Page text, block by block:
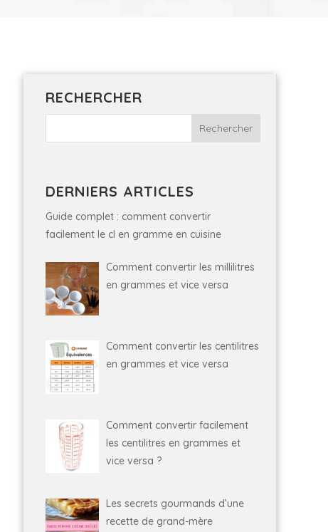
RECHERCHER
DERNIERS ARTICLES
Guide complet : comment convertir
facilement le cl en gramme en cuisine
Comment convertir les millilitres
en grammes et vice versa
Comment convertir les centilitres
en grammes et vice versa
Comment convertir facilement
les centilitres en grammes et
vice versa ?
Les secrets gourmands d’une
recette de grand-mère